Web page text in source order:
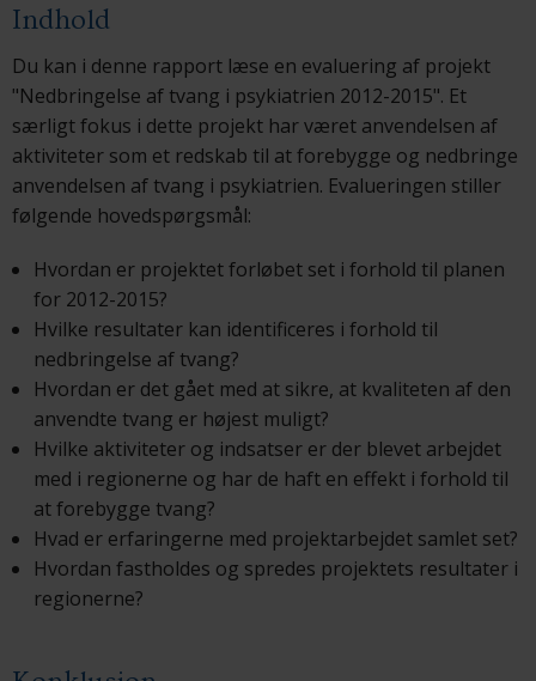
Indhold
Du kan i denne rapport læse en evaluering af projekt
"Nedbringelse af tvang i psykiatrien 2012-2015". Et
særligt fokus i dette projekt har været anvendelsen af
aktiviteter som et redskab til at forebygge og nedbringe
anvendelsen af tvang i psykiatrien. Evalueringen stiller
følgende hovedspørgsmål:
Hvordan er projektet forløbet set i forhold til planen
for 2012-2015?
Hvilke resultater kan identificeres i forhold til
nedbringelse af tvang?
Hvordan er det gået med at sikre, at kvaliteten af den
anvendte tvang er højest muligt?
Hvilke aktiviteter og indsatser er der blevet arbejdet
med i regionerne og har de haft en effekt i forhold til
at forebygge tvang?
Hvad er erfaringerne med projektarbejdet samlet set?
Hvordan fastholdes og spredes projektets resultater i
regionerne?